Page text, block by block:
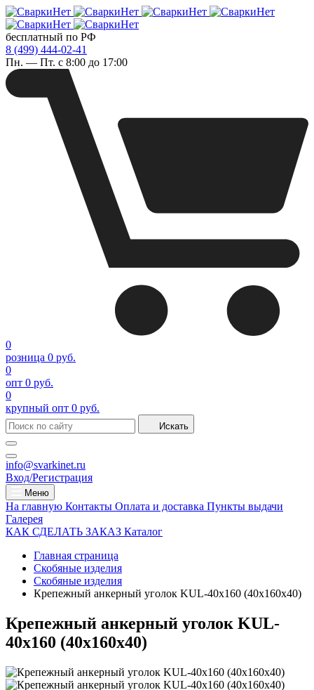
бесплатный по РФ
8 (499) 444-02-41
Пн. — Пт. с 8:00 до 17:00
0
розница 0 руб.
0
опт 0 руб.
0
крупный опт 0 руб.
Искать
info@svarkinet.ru
Вход/Регистрация
Меню
На главную Контакты Оплата и доставка Пункты выдачи
Галерея
КАК СДЕЛАТЬ ЗАКАЗ Каталог
Главная страница
Скобяные изделия
Скобяные изделия
Крепежный анкерный уголок KUL-40х160 (40х160х40)
Крепежный анкерный уголок KUL-
40х160 (40х160х40)